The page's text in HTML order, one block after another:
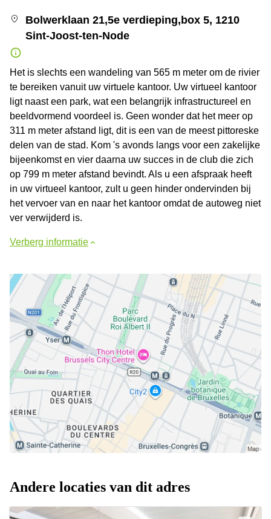
Bolwerklaan 21,5e verdieping,box 5, 1210
Sint-Joost-ten-Node
Het is slechts een wandeling van 565 m meter om de rivier
te bereiken vanuit uw virtuele kantoor. Uw virtueel kantoor
ligt naast een park, wat een belangrijk infrastructureel en
beeldvormend voordeel is. Geen wonder dat het meer op
311 m meter afstand ligt, dit is een van de meest pittoreske
delen van de stad. Kom 's avonds langs voor een zakelijke
bijeenkomst en vier daarna uw succes in de club die zich
op 799 m meter afstand bevindt. Als u een afspraak heeft
in uw virtueel kantoor, zult u geen hinder ondervinden bij
het vervoer van en naar het kantoor omdat de autoweg niet
ver verwijderd is.
Verberg informatie
Andere locaties van dit adres